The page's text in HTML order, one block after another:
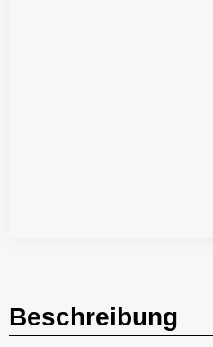
Beschreibung